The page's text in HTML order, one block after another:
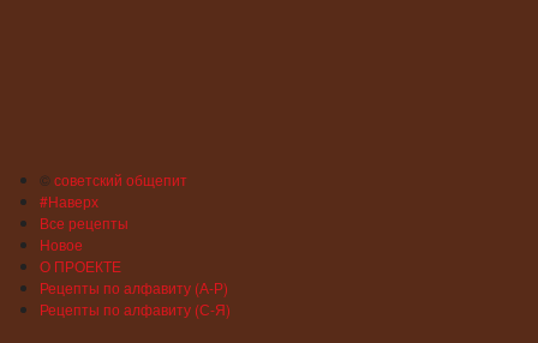
©советский общепит
#Наверх
Все рецепты
Новое
О ПРОЕКТЕ
Рецепты по алфавиту (А-Р)
Рецепты по алфавиту (С-Я)